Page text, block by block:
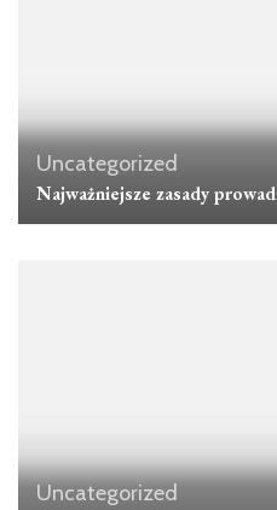
Uncategorized
Najważniejsze zasady
Uncategorized